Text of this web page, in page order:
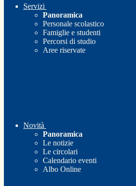
Servizi
Panoramica
Personale scolastico
Famiglie e studenti
Percorsi di studio
Aree riservate
Novità
Panoramica
Le notizie
Le circolari
Calendario eventi
Albo Online